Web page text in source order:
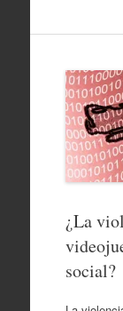
¿La
social?